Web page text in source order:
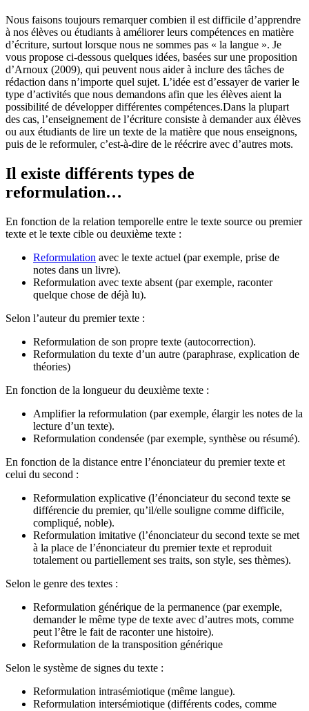
Nous faisons toujours remarquer combien il est difficile d’apprendre
à nos élèves ou étudiants à améliorer leurs compétences en matière
d’écriture, surtout lorsque nous ne sommes pas « la langue ». Je
vous propose ci-dessous quelques idées, basées sur une proposition
d’Arnoux (2009), qui peuvent nous aider à inclure des tâches de
rédaction dans n’importe quel sujet. L’idée est d’essayer de varier le
type d’activités que nous demandons afin que les élèves aient la
possibilité de développer différentes compétences.Dans la plupart
des cas, l’enseignement de l’écriture consiste à demander aux élèves
ou aux étudiants de lire un texte de la matière que nous enseignons,
puis de le reformuler, c’est-à-dire de le réécrire avec d’autres mots.
Il existe différents types de
reformulation…
En fonction de la relation temporelle entre le texte source ou premier
texte et le texte cible ou deuxième texte :
Reformulation avec le texte actuel (par exemple, prise de
notes dans un livre).
Reformulation avec texte absent (par exemple, raconter
quelque chose de déjà lu).
Selon l’auteur du premier texte :
Reformulation de son propre texte (autocorrection).
Reformulation du texte d’un autre (paraphrase, explication de
théories)
En fonction de la longueur du deuxième texte :
Amplifier la reformulation (par exemple, élargir les notes de la
lecture d’un texte).
Reformulation condensée (par exemple, synthèse ou résumé).
En fonction de la distance entre l’énonciateur du premier texte et
celui du second :
Reformulation explicative (l’énonciateur du second texte se
différencie du premier, qu’il/elle souligne comme difficile,
compliqué, noble).
Reformulation imitative (l’énonciateur du second texte se met
à la place de l’énonciateur du premier texte et reproduit
totalement ou partiellement ses traits, son style, ses thèmes).
Selon le genre des textes :
Reformulation générique de la permanence (par exemple,
demander le même type de texte avec d’autres mots, comme
peut l’être le fait de raconter une histoire).
Reformulation de la transposition générique
Selon le système de signes du texte :
Reformulation intrasémiotique (même langue).
Reformulation intersémiotique (différents codes, comme